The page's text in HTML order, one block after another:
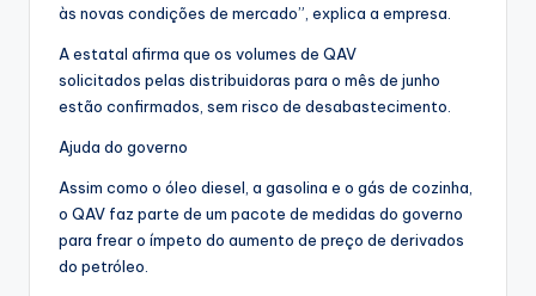
às novas condições de mercado”, explica a empresa.
A estatal afirma que os volumes de QAV
solicitados pelas distribuidoras para o mês de junho
estão confirmados, sem risco de desabastecimento.
Ajuda do governo
Assim como o óleo diesel, a gasolina e o gás de cozinha,
o QAV faz parte de um pacote de medidas do governo
para frear o ímpeto do aumento de preço de derivados
do petróleo.